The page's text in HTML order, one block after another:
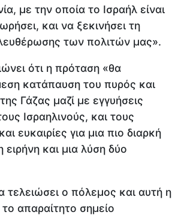
με την οποία το Ισραήλ είναι
και να ξεκινήσει τη
των πολιτών μας».
ότι η πρόταση «θα
κατάπαυση του πυρός και
Γάζας μαζί με εγγυήσεις
Ισραηλινούς, και τους
ευκαιρίες για μια πιο διαρκή
και μια λύση δύο
τελειώσει ο πόλεμος και αυτή η
απαραίτητο σημείο